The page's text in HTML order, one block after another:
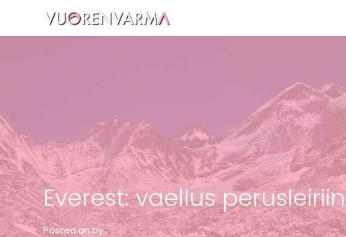
Vuorenvarma
Everest: vaellus perusleiriin
Posted onby